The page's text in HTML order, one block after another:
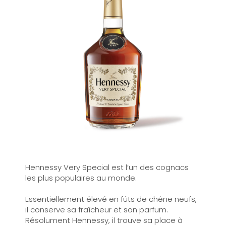
Hennessy Very Special est l’un des cognacs
les plus populaires au monde.
Essentiellement élevé en fûts de chêne neufs,
il conserve sa fraîcheur et son parfum.
Résolument Hennessy, il trouve sa place à